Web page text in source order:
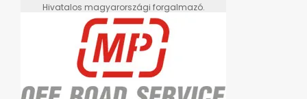
Hivatalos magyarországi forgalmazó.